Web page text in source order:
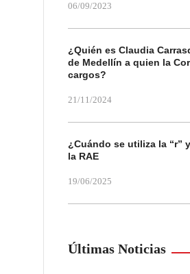
06/09/2023
¿Quién es Claudia
de Medellín a quien la
cargos?
21/11/2024
¿Cuándo se utiliza la “r”
la RAE
19/06/2025
Últimas Noticias